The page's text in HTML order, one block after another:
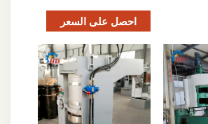
احصل على السعر